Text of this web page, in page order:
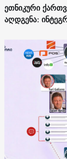
ეთნიკური
აღდგენა: